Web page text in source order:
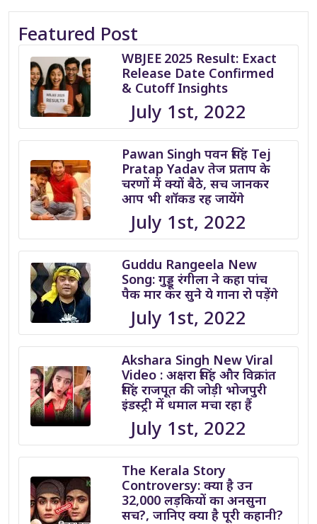
Featured Post
WBJEE 2025 Result: Exact
Release Date Confirmed
& Cutoff Insights
July 1st, 2022
Pawan Singh पवन सिंह Tej
Pratap Yadav तेज प्रताप के
चरणों में क्यों बैठे, सच जानकर
आप भी शॉकड रह जायेंगे
July 1st, 2022
Guddu Rangeela New
Song: गुड्डू रंगीला ने कहा पांच
पैक मार कर सुने ये गाना रो पड़ेंगे
July 1st, 2022
Akshara Singh New Viral
Video : अक्षरा सिंह और विक्रांत
सिंह राजपूत की जोड़ी भोजपुरी
इंडस्ट्री में धमाल मचा रहा हैं
July 1st, 2022
The Kerala Story
Controversy: क्या है उन
32,000 लड़कियों का अनसुना
सच?, जानिए क्या है पूरी कहानी?